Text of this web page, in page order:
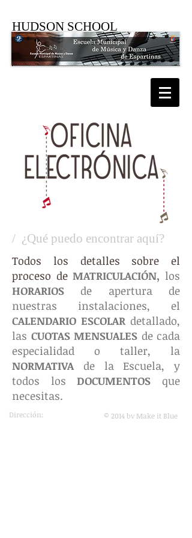
HUDSON SCHOOL
/ ¿Qué puedo encontrar aquí?
Todos los detalles sobre el
proceso deMATRICULACIÓN, los
HORARIOS de apertura de
nuestras instalaciones, el
CALENDARIO ESCOLAR detallado,
las CUOTAS MENSUALES de cada
especialidad o taller, la
NORMATIVA de la Escuela, y
todos losDOCUMENTOS que
necesitas.
Dirección:
© 2014 by Make it Blue